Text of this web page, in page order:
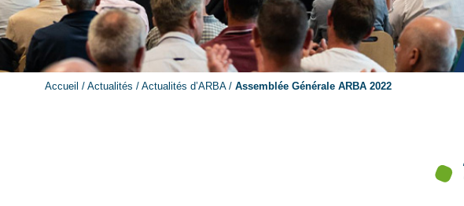
Accueil / Actualités / Actualités d’ARBA/ Assemblée Générale ARBA 2022